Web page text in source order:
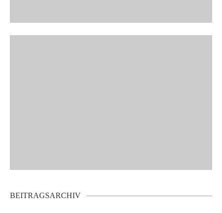
BEITRAGSARCHIV